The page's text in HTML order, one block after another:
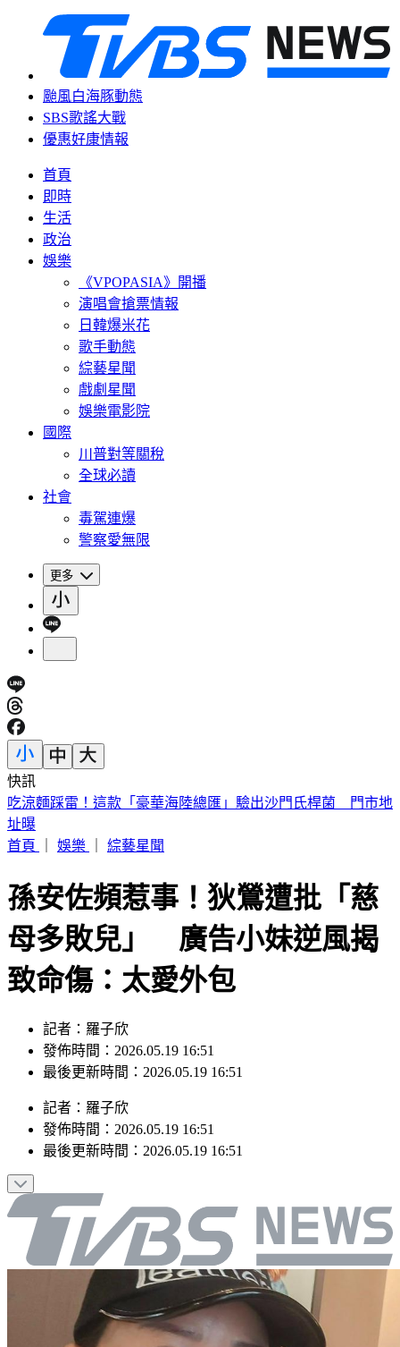
颱風白海豚動態
SBS歌謠大戰
優惠好康情報
首頁
即時
生活
政治
娛樂
《VPOPASIA》開播
演唱會搶票情報
日韓爆米花
歌手動態
綜藝星聞
戲劇星聞
娛樂電影院
國際
川普對等關稅
全球必讀
社會
毒駕連爆
警察愛無限
更多
快訊
高雄市長最新民調！柯志恩緊咬賴瑞隆 支持度差距曝
首頁
孫安佐頻惹事！狄鶯遭批「慈
母多敗兒」 廣告小妹逆風揭
致命傷：太愛外包
發佈時間：2026.05.19 16:51
最後更新時間：2026.05.19 16:51
發佈時間：2026.05.19 16:51
最後更新時間：2026.05.19 16:51